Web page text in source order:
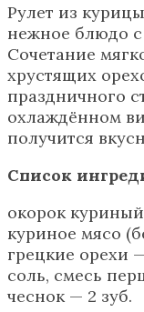
Рулет из
нежное блюдо
Сочетание
хрустящих
праздничного
охлаждённом
получится
Список
окорок
куриное мясо
грецкие орехи
соль, смесь
чеснок — 2 зуб.